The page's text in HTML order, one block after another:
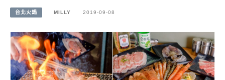
台北火鍋 MILLY 2019-09-08